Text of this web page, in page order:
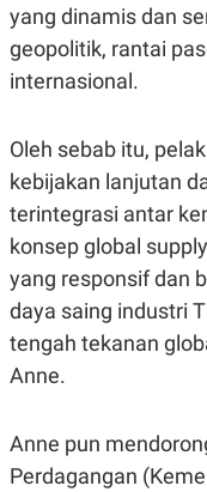
yang dinamis dan
geopolitik, rantai
internasional.
Oleh sebab itu,
kebijakan lanjutan
terintegrasi antar
konsep global
yang responsif dan
daya saing industri
tengah tekanan
Anne.
Anne pun
Perdagangan